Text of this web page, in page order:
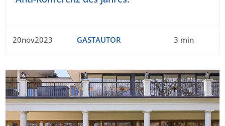
20nov2023 GASTAUTOR 3 min